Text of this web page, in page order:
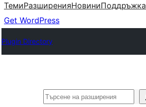
ТемиРазширенияНовиниПоддръжка
Get WordPress
Plugin Directory
Търсене